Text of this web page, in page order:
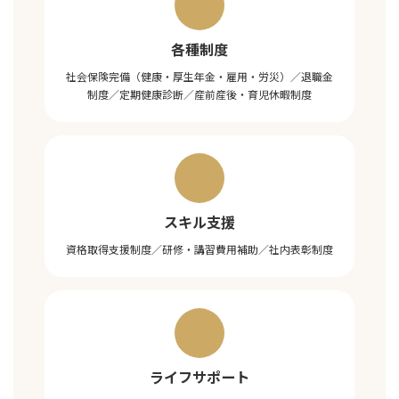
各種制度
社会保険完備（健康・厚生年金・雇用・労災）／退職金
制度／定期健康診断／産前産後・育児休暇制度
スキル支援
資格取得支援制度／研修・講習費用補助／社内表彰制度
ライフサポート